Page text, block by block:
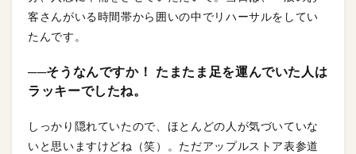
客さんがいる時間帯から囲いの中でリハーサルをしてい
たんです。
──そうなんですか！ たまたま足を運んでいた人は
ラッキーでしたね。
しっかり隠れていたので、ほとんどの人が気づいていな
いと思いますけどね（笑）。ただアップルストア表参道